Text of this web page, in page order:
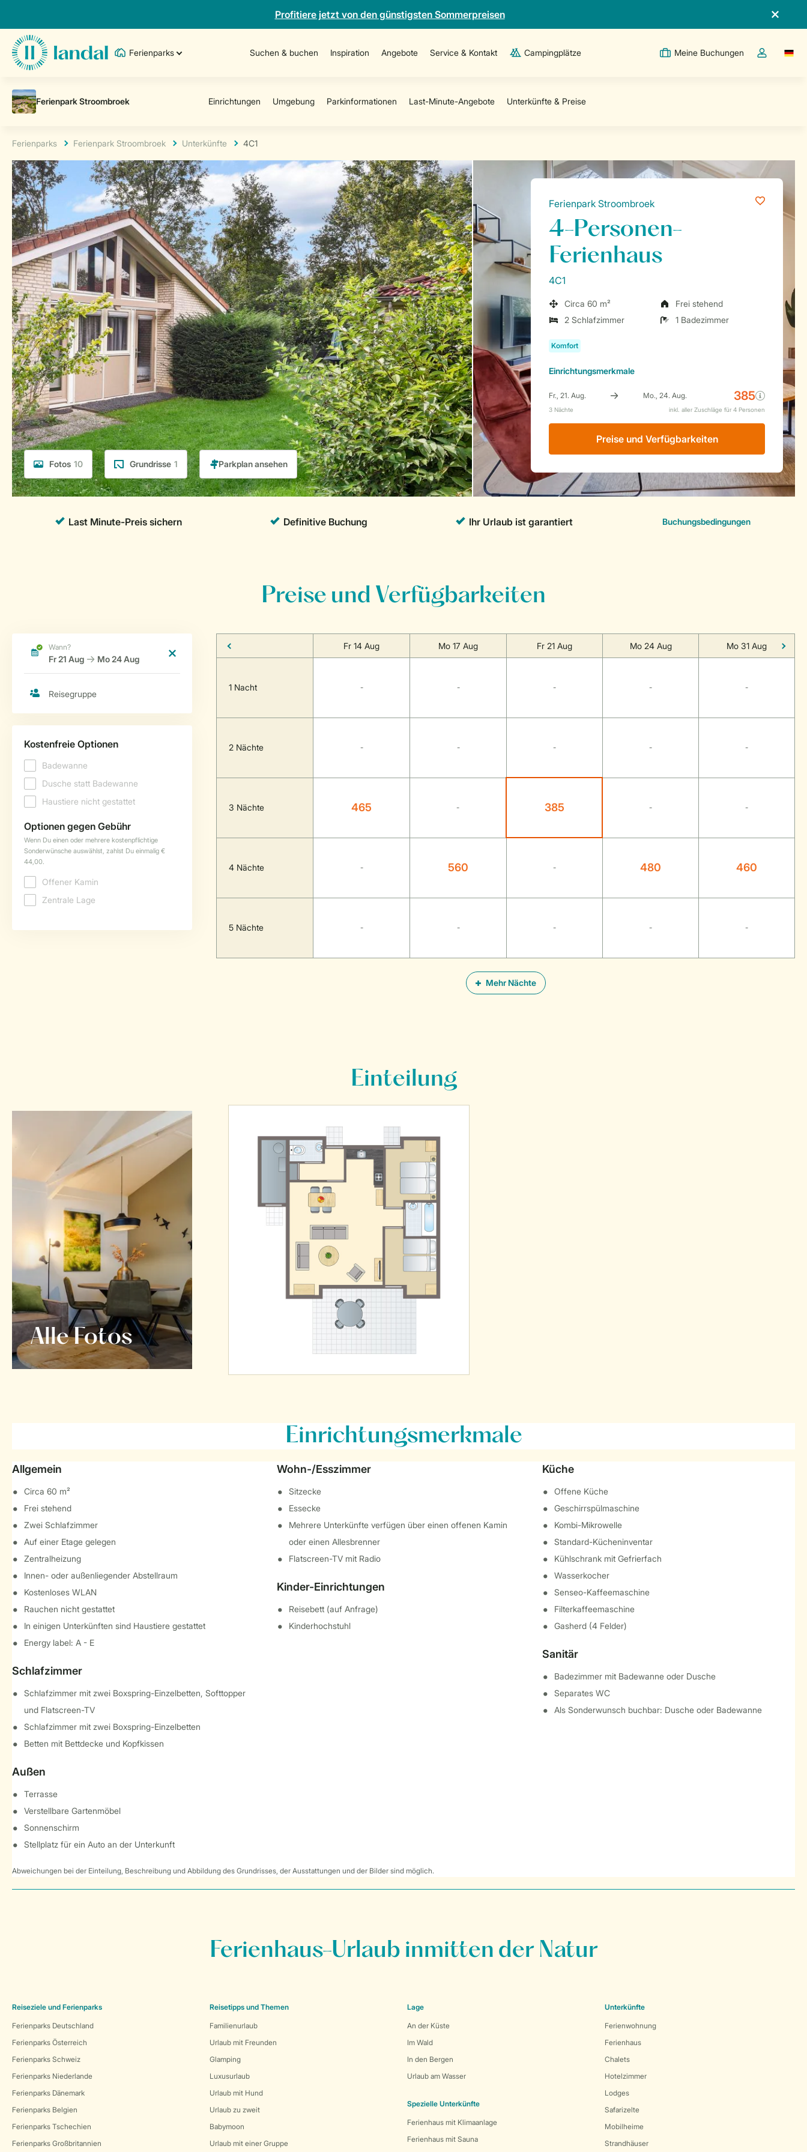
Profitiere jetzt von den günstigsten Sommerpreisen
Ferienparks Suchen & buchen Inspiration Angebote Service & Kontakt Campingplätze Meine Buchungen
Dropdown-
Ferienparks Ferienpark Stroombroek Unterkünfte 4C1
Fotos 10 Grundrisse 1
Ferienpark Stroombroek
4-Personen-
Ferienhaus
4C1
Circa 60 m²
Frei stehend
2 Schlafzimmer
1 Badezimmer
Einrichtungsmerkmale
Preise und Verfügbarkeiten
Preise und Verfügbarkeiten
Mehr Nächte
Fr 14 Aug Mo 17 Aug Fr 21 Aug Mo 24 Aug Mo 31 Aug
1 Nacht - - - - -
2 Nächte - - - - -
3 Nächte 465 - 385 - -
4 Nächte - 560 - 480 460
5 Nächte - - - - -
Einteilung
Alle Fotos
Einrichtungsmerkmale
Allgemein
Circa 60 m²
Frei stehend
Zwei Schlafzimmer
Auf einer Etage gelegen
Zentralheizung
Innen- oder außenliegender Abstellraum
Kostenloses WLAN
Rauchen nicht gestattet
In einigen Unterkünften sind Haustiere gestattet
Energy label: A - E
Schlafzimmer
Schlafzimmer mit zwei Boxspring-Einzelbetten, Softtopper
und Flatscreen-TV
Schlafzimmer mit zwei Boxspring-Einzelbetten
Betten mit Bettdecke und Kopfkissen
Außen
Terrasse
Verstellbare Gartenmöbel
Sonnenschirm
Stellplatz für ein Auto an der Unterkunft
Wohn-/Esszimmer
Sitzecke
Essecke
Mehrere Unterkünfte verfügen über einen offenen Kamin
oder einen Allesbrenner
Flatscreen-TV mit Radio
Kinder-Einrichtungen
Reisebett (auf Anfrage)
Kinderhochstuhl
Küche
Offene Küche
Geschirrspülmaschine
Kombi-Mikrowelle
Standard-Kücheninventar
Kühlschrank mit Gefrierfach
Wasserkocher
Senseo-Kaffeemaschine
Filterkaffeemaschine
Gasherd (4 Felder)
Sanitär
Badezimmer mit Badewanne oder Dusche
Separates WC
Als Sonderwunsch buchbar: Dusche oder Badewanne
Abweichungen bei der Einteilung, Beschreibung und Abbildung des Grundrisses, der Ausstattungen und der Bilder sind möglich.
Ferienhaus-Urlaub inmitten der Natur
Reiseziele und Ferienparks
Ferienparks Deutschland
Ferienparks Österreich
Ferienparks Schweiz
Ferienparks Niederlande
Ferienparks Dänemark
Ferienparks Belgien
Ferienparks Tschechien
Ferienparks Großbritannien
Reisetipps und Themen
Familienurlaub
Urlaub mit Freunden
Glamping
Luxusurlaub
Urlaub mit Hund
Urlaub zu zweit
Babymoon
Urlaub mit einer Gruppe
Lage
An der Küste
Im Wald
In den Bergen
Urlaub am Wasser
Spezielle Unterkünfte
Ferienhaus mit Klimaanlage
Ferienhaus mit Sauna
Unterkünfte
Ferienwohnung
Ferienhaus
Chalets
Hotelzimmer
Lodges
Safarizelte
Mobilheime
Strandhäuser